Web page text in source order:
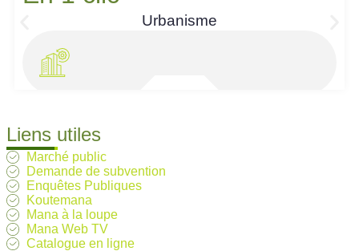
Urbanisme
Liens utiles
Marché public
Demande de subvention
Enquêtes Publiques
Koutemana
Mana à la loupe
Mana Web TV
Catalogue en ligne